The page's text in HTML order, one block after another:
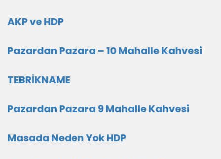
AKP ve HDP
Pazardan Pazara – 10 Mahalle Kahvesi
TEBRİKNAME
Pazardan Pazara 9 Mahalle Kahvesi
Masada Neden Yok HDP